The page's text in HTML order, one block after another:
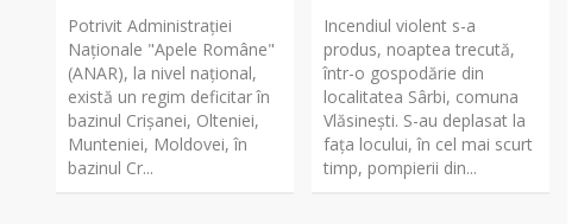
Potrivit Administraţiei
Naţionale "Apele Române"
(ANAR), la nivel naţional,
există un regim deficitar în
bazinul Crişanei, Olteniei,
Munteniei, Moldovei, în
bazinul Cr...
Incendiul violent s-a
produs, noaptea trecută,
într-o gospodărie din
localitatea Sârbi, comuna
Vlăsinești. S-au deplasat la
fața locului, în cel mai scurt
timp, pompierii din...